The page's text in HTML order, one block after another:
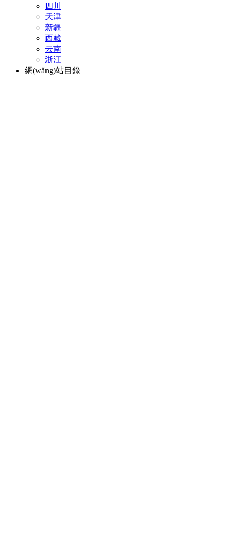
四川
天津
新疆
西藏
云南
浙江
網(wǎng)站目錄